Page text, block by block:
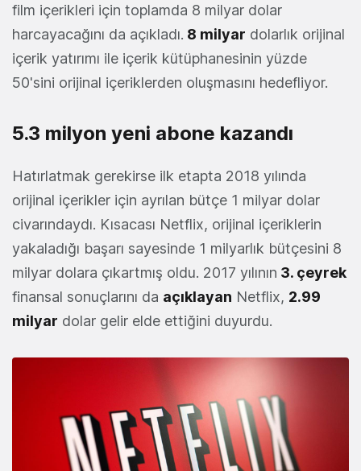
film içerikleri için toplamda 8 milyar dolar
harcayacağını da açıkladı. 8 milyar dolarlık orijinal
içerik yatırımı ile içerik kütüphanesinin yüzde
50'sini orijinal içeriklerden oluşmasını hedefliyor.
5.3 milyon yeni abone kazandı
Hatırlatmak gerekirse ilk etapta 2018 yılında
orijinal içerikler için ayrılan bütçe 1 milyar dolar
civarındaydı. Kısacası Netflix, orijinal içeriklerin
yakaladığı başarı sayesinde 1 milyarlık bütçesini 8
milyar dolara çıkartmış oldu. 2017 yılının 3. çeyrek
finansal sonuçlarını da açıklayan Netflix, 2.99
milyar dolar gelir elde ettiğini duyurdu.